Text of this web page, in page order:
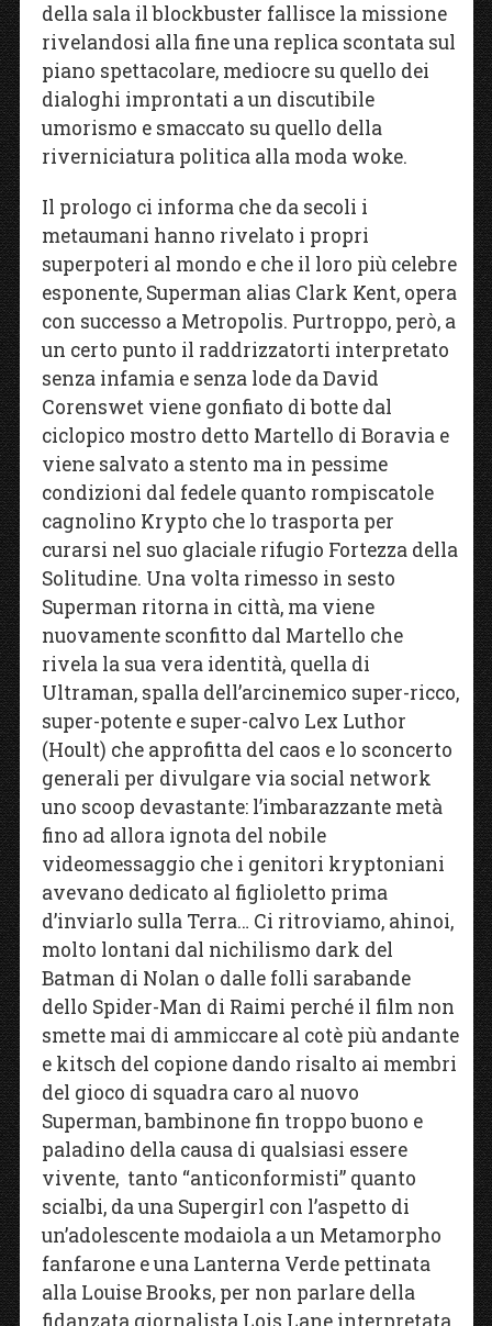
della sala il blockbuster fallisce la missione
rivelandosi alla fine una replica scontata sul
piano spettacolare, mediocre su quello dei
dialoghi improntati a un discutibile
umorismo e smaccato su quello della
riverniciatura politica alla moda woke.
Il prologo ci informa che da secoli i
metaumani hanno rivelato i propri
superpoteri al mondo e che il loro più celebre
esponente, Superman alias Clark Kent, opera
con successo a Metropolis. Purtroppo, però, a
un certo punto il raddrizzatorti interpretato
senza infamia e senza lode da David
Corenswet viene gonfiato di botte dal
ciclopico mostro detto Martello di Boravia e
viene salvato a stento ma in pessime
condizioni dal fedele quanto rompiscatole
cagnolino Krypto che lo trasporta per
curarsi nel suo glaciale rifugio Fortezza della
Solitudine. Una volta rimesso in sesto
Superman ritorna in città, ma viene
nuovamente sconfitto dal Martello che
rivela la sua vera identità, quella di
Ultraman, spalla dell’arcinemico super-ricco,
super-potente e super-calvo Lex Luthor
(Hoult) che approfitta del caos e lo sconcerto
generali per divulgare via social network
uno scoop devastante: l’imbarazzante metà
fino ad allora ignota del nobile
videomessaggio che i genitori kryptoniani
avevano dedicato al figlioletto prima
d’inviarlo sulla Terra… Ci ritroviamo, ahinoi,
molto lontani dal nichilismo dark del
Batman di Nolan o dalle folli sarabande
dello Spider-Man di Raimi perché il film non
smette mai di ammiccare al cotè più andante
e kitsch del copione dando risalto ai membri
del gioco di squadra caro al nuovo
Superman, bambinone fin troppo buono e
paladino della causa di qualsiasi essere
vivente, tanto “anticonformisti” quanto
scialbi, da una Supergirl con l’aspetto di
un’adolescente modaiola a un Metamorpho
fanfarone e una Lanterna Verde pettinata
alla Louise Brooks, per non parlare della